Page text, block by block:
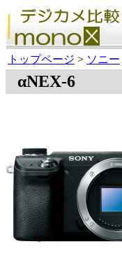
トップページ > ソニー
αNEX-6